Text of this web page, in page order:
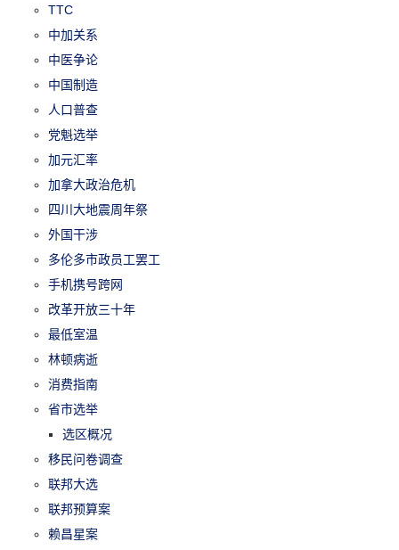
TTC
中加关系
中医争论
中国制造
人口普查
党魁选举
加元汇率
加拿大政治危机
四川大地震周年祭
外国干涉
多伦多市政员工罢工
手机携号跨网
改革开放三十年
最低室温
林顿病逝
消费指南
省市选举
选区概况
移民问卷调查
联邦大选
联邦预算案
赖昌星案